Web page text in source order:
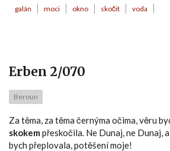
galán moci okno skočit voda
Erben 2/070
Beroun
Za těma, za těma černýma očima, věru
skokem přeskočila. Ne Dunaj, ne Dunaj,
bych přeplovala, potěšení moje!